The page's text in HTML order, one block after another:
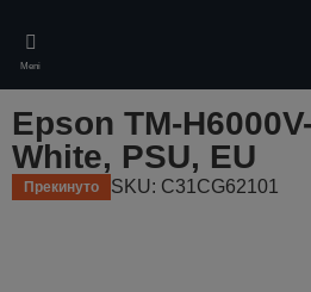
main
content
Meni
Epson TM-
White, PSU, EU
Прекинуто SKU: C31CG62101